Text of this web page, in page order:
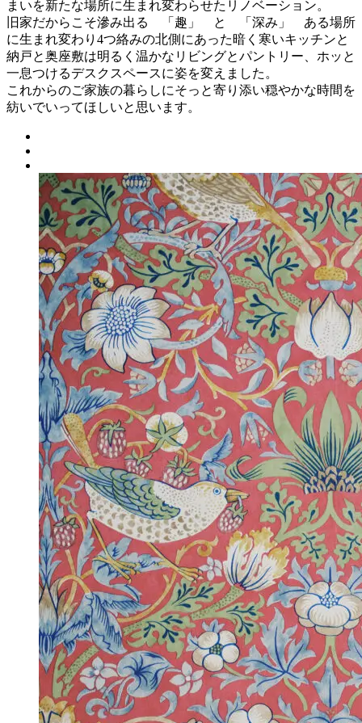
まいを新たな場所に生まれ変わらせたリノベーション。
旧家だからこそ滲み出る 「趣」 と 「深み」 ある場所
に生まれ変わり4つ絡みの北側にあった暗く寒いキッチンと
納戸と奥座敷は明るく温かなリビングとパントリー、ホッと
一息つけるデスクスペースに姿を変えました。
これからのご家族の暮らしにそっと寄り添い穏やかな時間を
紡いでいってほしいと思います。